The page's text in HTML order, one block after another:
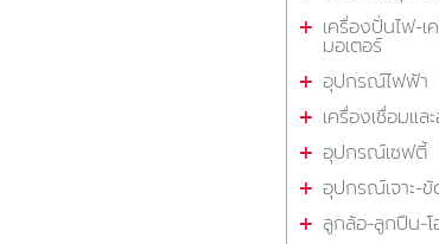
เครื่องปั่นไฟ-
มอเตอร์
อุปกรณ์ไฟฟ้า
เครื่องเชื่อมแ
อุปกรณ์เซฟตี้
อุปกรณ์เจาะ-
ลูกล้อ-ลูกปืน-